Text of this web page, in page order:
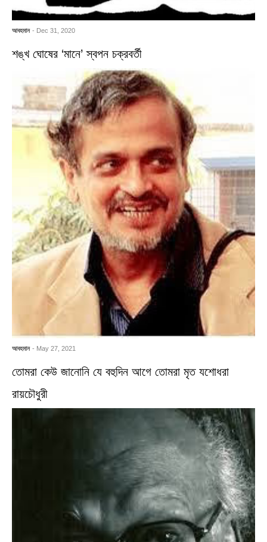
আবহমান - Dec 31, 2020
শঙ্খ ঘোষের ‘মানে’ স্বপন চক্রবর্তী
আবহমান - May 27, 2021
তোমরা কেউ জানোনি যে বহুদিন আগে তোমরা মৃত যশোধরা
রায়চৌধুরী